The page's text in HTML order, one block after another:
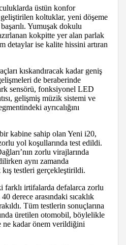
üstün konfor
koltuklar, yeni döşeme
Yumuşak dokulu
kokpitte yer alan parlak
detaylar ise kalite hissini artıran
kıskandıracak kadar geniş
de beraberinde
sensörü, fonksiyonel LED
gelişmiş müzik sistemi ve
ayrıcalığını
kabine sahip olan Yeni i20,
yol koşullarında test edildi.
zorlu virajlarında
aynı zamanda
testleri gerçekleştirildi.
farklı irtifalarda defalarca zorlu
derece arasındaki sıcaklık
Tüm testlerin sonuçlarına
üretilen otomobil, böylelikle
ne kadar önem verildiğini